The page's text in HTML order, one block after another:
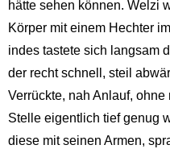
hätte sehen können. Welzi
Körper mit einem Hechter
indes tastete sich langsam
der recht schnell, steil
Verrückte, nah Anlauf,
Stelle eigentlich tief genug
diese mit seinen Armen,